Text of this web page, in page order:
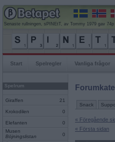
Senaste rullningen, sPINEtT, av Tommy 1979 gav 74p
Start Spelregler Vanliga frågor
Spelrum
Giraffen 21
Krokodilen 0
Elefanten
0
Musen
Böjningslistan
0
Snack
« Föregående
« Första sidan